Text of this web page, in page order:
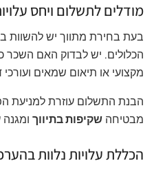
מודלים לתשלום ויחס
בעת בחירת מתווך יש להשוות
הכלולים. יש לבדוק האם השכר
מקצועי או תיאום שמאים ועורכי
הבנת התשלום עוזרת למניעת
מבטיחה שקיפות בתיווך
הכללת עלויות נלוות